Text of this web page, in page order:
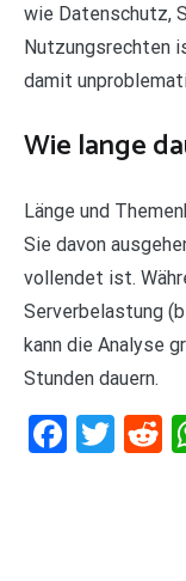
wie Datenschutz,
Nutzungsrechten
damit
Wie lange
Länge und
Sie davon
vollendet ist.
Serverbelastung
kann die Analyse
Stunden dauern.